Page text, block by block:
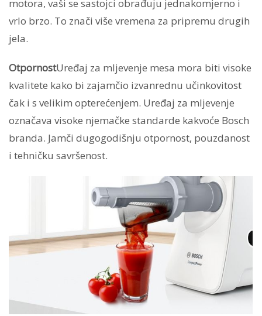
motora, vaši se sastojci obrađuju jednakomjerno i
vrlo brzo. To znači više vremena za pripremu drugih
jela.
OtpornostUređaj za mljevenje mesa mora biti visoke
kvalitete kako bi zajamčio izvanrednu učinkovitost
čak i s velikim opterećenjem. Uređaj za mljevenje
označava visoke njemačke standarde kakvoće Bosch
branda. Jamči dugogodišnju otpornost, pouzdanost
i tehničku savršenost.